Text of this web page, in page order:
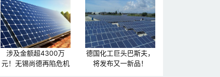
跨界光伏
涉及金额超4300万
元！无锡尚德再陷危机
德国化工巨头巴斯夫，
将发布又一新品！